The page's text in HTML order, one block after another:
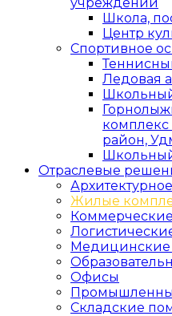
Школа,
Центр
Спортивное
Ледовая
Школьный
комплекс
район,
Отраслевые
Жилые
Медицинские
Офисы
Складские